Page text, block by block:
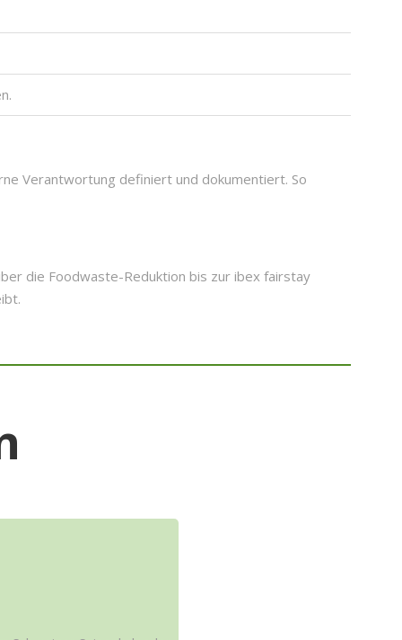
Verantwortung definiert und dokumentiert. So
die Foodwaste-Reduktion bis zur ibex fairstay